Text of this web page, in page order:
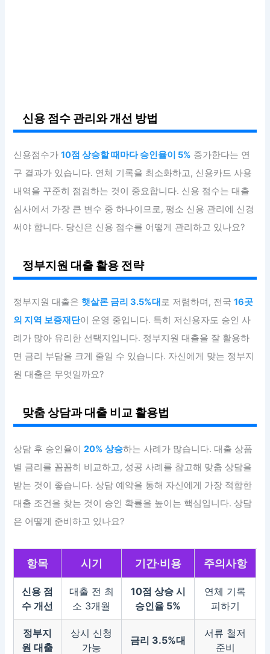
신용 점수 관리와 개선 방법
신용점수가10점 상승할 때마다 승인율이 5% 증가한다는 연
구 결과가 있습니다. 연체 기록을 최소화하고, 신용카드 사용
내역을 꾸준히 점검하는 것이 중요합니다. 신용 점수는 대출
심사에서 가장 큰 변수 중 하나이므로, 평소 신용 관리에 신경
써야 합니다. 당신은 신용 점수를 어떻게 관리하고 있나요?
정부지원 대출 활용 전략
정부지원 대출은 햇살론 금리 3.5%대로 저렴하며, 전국16곳
의 지역 보증재단이 운영 중입니다. 특히 저신용자도 승인 사
례가 많아 유리한 선택지입니다. 정부지원 대출을 잘 활용하
면 금리 부담을 크게 줄일 수 있습니다. 자신에게 맞는 정부지
원 대출은 무엇일까요?
맞춤 상담과 대출 비교 활용법
상담 후 승인율이20% 상승하는 사례가 많습니다. 대출 상품
별 금리를 꼼꼼히 비교하고, 성공 사례를 참고해 맞춤 상담을
받는 것이 좋습니다. 상담 예약을 통해 자신에게 가장 적합한
대출 조건을 찾는 것이 승인 확률을 높이는 핵심입니다. 상담
은 어떻게 준비하고 있나요?
항목 시기 기간·비용 주의사항
신용 점
수 개선
대출 전 최
소 3개월
10점 상승 시
승인율 5%
연체 기록
피하기
정부지
원 대출
상시 신청
가능
금리 3.5%대
서류 철저
준비